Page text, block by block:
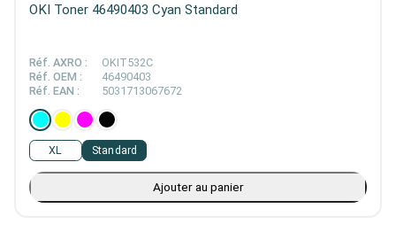
OKI Toner 46490403 Cyan Standard
Réf. AXRO :
OKIT532C
Réf. OEM :
46490403
Réf. EAN :
5031713067672
Standard
XL
Ajouter au panier